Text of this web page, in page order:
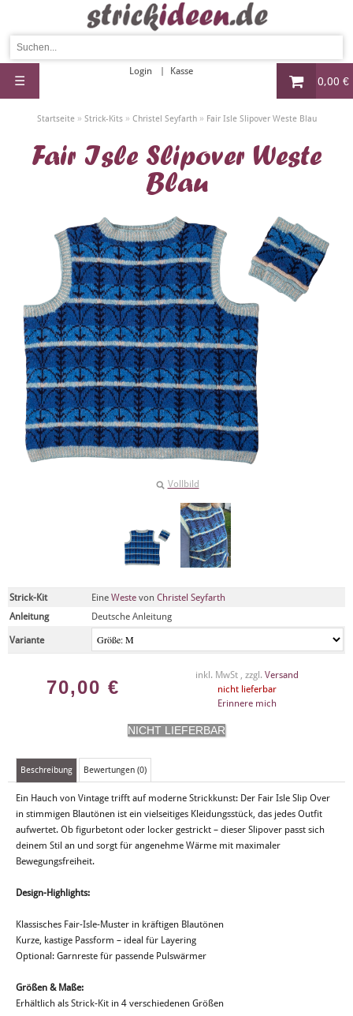
0,00 €
Login Kasse
☰
Startseite» Strick-Kits» Christel Seyfarth» Fair Isle Slipover Weste Blau
Fair Isle Slipover Weste
Blau
Vollbild
Strick-Kit Eine Weste von Christel Seyfarth
Anleitung
Deutsche Anleitung
Variante
70,00 €
inkl. MwSt , zzgl. Versand
nicht lieferbar
Erinnere mich
Beschreibung Bewertungen (0)
Ein Hauch von Vintage trifft auf moderne Strickkunst: Der Fair Isle Slip Over
in stimmigen Blautönen ist ein vielseitiges Kleidungsstück, das jedes Outfit
aufwertet. Ob figurbetont oder locker gestrickt – dieser Slipover passt sich
deinem Stil an und sorgt für angenehme Wärme mit maximaler
Bewegungsfreiheit.
Design-Highlights:
Klassisches Fair-Isle-Muster in kräftigen Blautönen
Kurze, kastige Passform – ideal für Layering
Optional: Garnreste für passende Pulswärmer
Größen & Maße:
Erhältlich als Strick-Kit in 4 verschiedenen Größen